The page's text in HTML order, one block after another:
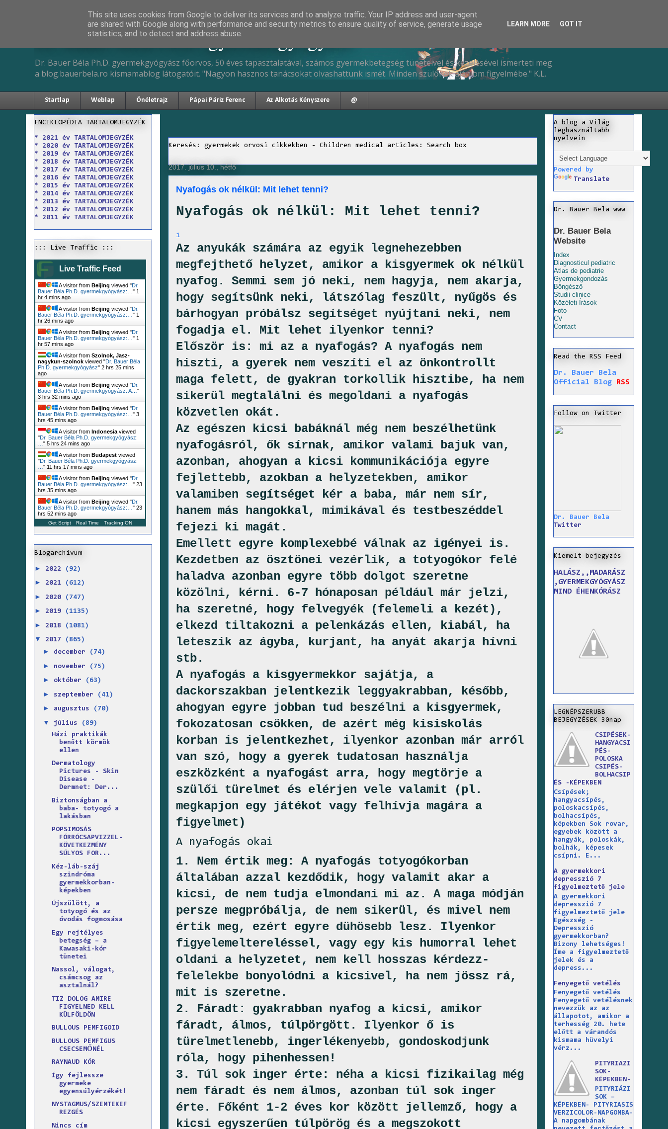
Dr. Bauer Béla Ph.D. gyermekgyógyász
Dr. Bauer Béla Ph.D. gyermekgyógyász főorvos, 50 éves tapasztalatával, számos gyermekbetegség tüneteivel és kezelésével ismerteti meg
a blog.bauerbela.ro kismamablog látogatóit. "Nagyon hasznos tanácsokat olvashattunk ismét. Minden szülőnek ajánlom figyelmébe." K.L.
Startlap Weblap Önéletrajz Pápai Páriz Ferenc Az Alkotás Kényszere @
Keresés: gyermekek orvosi cikkekben - Children medical articles: Search box
2017. július 10., hétfő
Nyafogás ok nélkül: Mit lehet tenni?
Nyafogás ok nélkül: Mit lehet tenni?
1
Az anyukák számára az egyik legnehezebben
megfejthető helyzet, amikor a kisgyermek ok nélkül
nyafog. Semmi sem jó neki, nem hagyja, nem akarja,
hogy segítsünk neki, látszólag feszült, nyűgös és
bárhogyan próbálsz segítséget nyújtani neki, nem
fogadja el. Mit lehet ilyenkor tenni?
Először is: mi az a nyafogás? A nyafogás nem
hiszti, a gyerek nem veszíti el az önkontrollt
maga felett, de gyakran torkollik hisztibe, ha nem
sikerül megtalálni és megoldani a nyafogás
közvetlen okát.
Az egészen kicsi babáknál még nem beszélhetünk
nyafogásról, ők sírnak, amikor valami bajuk van,
azonban, ahogyan a kicsi kommunikációja egyre
fejlettebb, azokban a helyzetekben, amikor
valamiben segítséget kér a baba, már nem sír,
hanem más hangokkal, mimikával és testbeszéddel
fejezi ki magát.
Emellett egyre komplexebbé válnak az igényei is.
Kezdetben az ösztönei vezérlik, a totyogókor felé
haladva azonban egyre több dolgot szeretne
közölni, kérni. 6-7 hónaposan például már jelzi,
ha szeretné, hogy felvegyék (felemeli a kezét),
elkezd tiltakozni a pelenkázás ellen, kiabál, ha
leteszik az ágyba, kurjant, ha anyát akarja hívni
stb.
A nyafogás a kisgyermekkor sajátja, a
dackorszakban jelentkezik leggyakrabban, később,
ahogyan egyre jobban tud beszélni a kisgyermek,
fokozatosan csökken, de azért még kisiskolás
korban is jelentkezhet, ilyenkor azonban már arról
van szó, hogy a gyerek tudatosan használja
eszközként a nyafogást arra, hogy megtörje a
szülői türelmet és elérjen vele valamit (pl.
megkapjon egy játékot vagy felhívja magára a
figyelmet)
A nyafogás okai
1. Nem értik meg: A nyafogás totyogókorban
általában azzal kezdődik, hogy valamit akar a
kicsi, de nem tudja elmondani mi az. A maga módján
persze megpróbálja, de nem sikerül, és mivel nem
értik meg, ezért egyre dühösebb lesz. Ilyenkor
figyelemeltereléssel, vagy egy kis humorral lehet
oldani a helyzetet, nem kell hosszas kérdezz-
felelekbe bonyolódni a kicsivel, ha nem jössz rá,
mit is szeretne.
2. Fáradt: gyakrabban nyafog a kicsi, amikor
fáradt, álmos, túlpörgött. Ilyenkor ő is
türelmetlenebb, ingerlékenyebb, gondoskodjunk
róla, hogy pihenhessen!
3. Túl sok inger érte: néha a kicsi fizikailag még
nem fáradt és nem álmos, azonban túl sok inger
érte. Főként 1-2 éves kor között jellemző, hogy a
kicsi egyszerűen túlpörög és a megszokott
ENCIKLOPÉDIA TARTALOMJEGYZÉK
* 2021 év TARTALOMJEGYZÉK
* 2020 év TARTALOMJEGYZÉK
* 2019 év TARTALOMJEGYZÉK
* 2018 év TARTALOMJEGYZÉK
* 2017 év TARTALOMJEGYZÉK
* 2016 év TARTALOMJEGYZÉK
* 2015 év TARTALOMJEGYZÉK
* 2014 év TARTALOMJEGYZÉK
* 2013 év TARTALOMJEGYZÉK
* 2012 év TARTALOMJEGYZÉK
* 2011 év TARTALOMJEGYZÉK
::: Live Traffic :::
Live Traffic Feed
A visitor from Beijing viewed "Dr.
Bauer Béla Ph.D. gyermekgyógyász:… " 1
hr 4 mins ago
A visitor from Beijing viewed "Dr.
Bauer Béla Ph.D. gyermekgyógyász:… " 1
hr 26 mins ago
A visitor from Beijing viewed "Dr.
Bauer Béla Ph.D. gyermekgyógyász:… " 1
hr 57 mins ago
A visitor from Szolnok, Jasz-
nagykun-szolnok viewed "Dr. Bauer Béla
Ph.D. gyermekgyógyász" 2 hrs 25 mins
ago
A visitor from Beijing viewed "Dr.
Bauer Béla Ph.D. gyermekgyógyász: A… "
3 hrs 32 mins ago
A visitor from Beijing viewed "Dr.
Bauer Béla Ph.D. gyermekgyógyász:… " 3
hrs 45 mins ago
A visitor from Indonesia viewed
"Dr. Bauer Béla Ph.D. gyermekgyógyász:
" 5 hrs 24 mins ago
A visitor from Budapest viewed
"Dr. Bauer Béla Ph.D. gyermekgyógyász:
" 11 hrs 17 mins ago
A visitor from Beijing viewed "Dr.
Bauer Béla Ph.D. gyermekgyógyász:… " 23
hrs 35 mins ago
A visitor from Beijing viewed "Dr.
Bauer Béla Ph.D. gyermekgyógyász:… " 23
hrs 52 mins ago
Get Script Real Time Tracking ON
Blogarchívum
► 2022 (92)
► 2021 (612)
► 2020 (747)
► 2019 (1135)
► 2018 (1081)
▼ 2017 (865)
► december (74)
► november (75)
► október (63)
► szeptember (41)
► augusztus (70)
▼ július
(89)
Házi praktikák
benőtt körmök
ellen
Dermatology
Pictures - Skin
Disease -
Dermnet: Der...
Biztonságban a
baba- totyogó a
lakásban
POPSIMOSÁS
FÓRRÓCSAPVIZZEL-
KÖVETKEZMÉNY
SÚLYOS FOR...
Kéz-láb-száj
szindróma
gyermekkorban-
képekben
Újszülött, a
totyogó és az
óvodás fogmosása
Egy rejtélyes
betegség – a
Kawasaki-kór
tünetei
Nassol, válogat,
csámcsog az
asztalnál?
TIZ DOLOG AMIRE
FIGYELNED KELL
KÜLFÖLDÖN
BULLOUS PEMFIGOID
BULLOUS PEMFIGUS
CSECSEMŐNÉL
RAYNAUD KÓR
Így fejlessze
gyermeke
egyensúlyérzékét!
NYSTAGMUS/SZEMTEKEF
REZGÉS
Nincs cím
A blog a Világ
leghasználtabb
nyelvein
Powered by
Translate
Dr. Bauer Bela www
Dr. Bauer Bela
Website
Index
Diagnosticul pediatric
Atlas de pediatrie
Gyermekgondozás
Böngésző
Studii clinice
Közéleti Írások
Foto
CV
Contact
Read the RSS Feed
Dr. Bauer Bela
Official Blog
RSS
Follow on Twitter
Dr. Bauer Bela
Twitter
Kiemelt bejegyzés
HALÁSZ,,MADARÁSZ
,GYERMEKGYÓGYÁSZ
MIND ÉHENKÓRÁSZ
LEGNÉPSZERUBB
BEJEGYZÉSEK 30nap
CSIPÉSEK-
HANGYACSI
PÉS-
POLOSKA
CSIPÉS-
BOLHACSIP
ÉS -KÉPEKBEN
Csípések;
hangyacsípés,
poloskacsípés,
bolhacsípés,
képekben Sok rovar,
egyebek között a
hangyák, poloskák,
bolhák, képesek
csípni. E...
A gyermekkori
depresszió 7
figyelmeztető jele
A gyermekkori
depresszió 7
figyelmeztető jele
Egészség -
Depresszió
gyermekkorban?
Bizony lehetséges!
Íme a figyelmeztető
jelek és a
depress...
Fenyegető vetélés
Fenyegető vetélés
Fenyegető vetélésnek
nevezzük az az
állapotot, amikor a
terhesség 20. hete
előtt a várandós
kismama hüvelyi
vérz...
PITYRIAZI
SOK-
KÉPEKBEN-
PITYRIÁZI
SOK –
KÉPEKBEN- PITYRIASIS
VERZICOLOR-NAPGOMBA-
A napgombának
This site uses cookies from Google to deliver its services and to analyze traffic. Your IP address and user-agent
are shared with Google along with performance and security metrics to ensure quality of service, generate usage
statistics, and to detect and address abuse.
LEARN MORE GOT IT